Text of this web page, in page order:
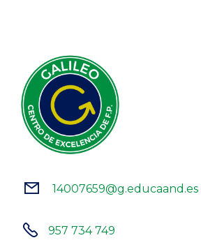
 14007659@g.educaand.es
 957 734 749